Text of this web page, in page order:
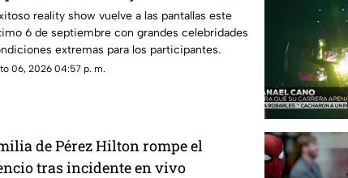
reality show vuelve a las pantallas este
6 de septiembre con grandes celebridades
extremas para los participantes.
06, 2026 04:57 p. m.
de Pérez Hilton rompe el
tras incidente en vivo